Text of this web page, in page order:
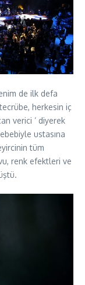
de ilk defa
herkesin iç
verici ‘ diyerek
ustasına
tüm
renk efektleri ve